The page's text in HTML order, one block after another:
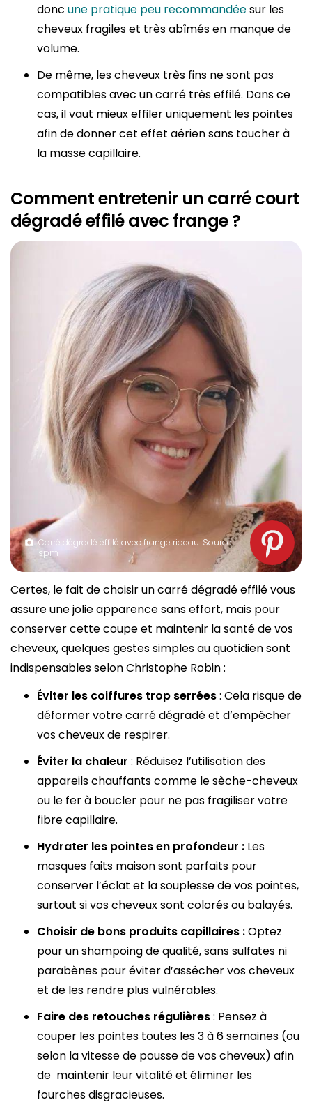
donc une pratique peu recommandéesur les
cheveux fragiles et très abîmés en manque de
volume.
De même, les cheveux très fins ne sont pas
compatibles avec un carré très effilé. Dans ce
cas, il vaut mieux effiler uniquement les pointes
afin de donner cet effet aérien sans toucher à
la masse capillaire.
Comment entretenir un carré court
dégradé effilé avec frange ?
Carré dégradé effilé avec frange rideau. Source :
spm
Certes, le fait de choisir un carré dégradé effilé vous
assure une jolie apparence sans effort, mais pour
conserver cette coupe et maintenir la santé de vos
cheveux, quelques gestes simples au quotidien sont
indispensables selon Christophe Robin :
Éviter les coiffures trop serrées: Cela risque de
déformer votre carré dégradé et d’empêcher
vos cheveux de respirer.
Éviter la chaleur : Réduisez l’utilisation des
appareils chauffants comme le sèche-cheveux
ou le fer à boucler pour ne pas fragiliser votre
fibre capillaire.
Hydrater les pointes en profondeur : Les
masques faits maison sont parfaits pour
conserver l’éclat et la souplesse de vos pointes,
surtout si vos cheveux sont colorés ou balayés.
Choisir de bons produits capillaires :Optez
pour un shampoing de qualité, sans sulfates ni
parabènes pour éviter d’assécher vos cheveux
et de les rendre plus vulnérables.
Faire des retouches régulières: Pensez à
couper les pointes toutes les 3 à 6 semaines (ou
selon la vitesse de pousse de vos cheveux) afin
de maintenir leur vitalité et éliminer les
fourches disgracieuses.